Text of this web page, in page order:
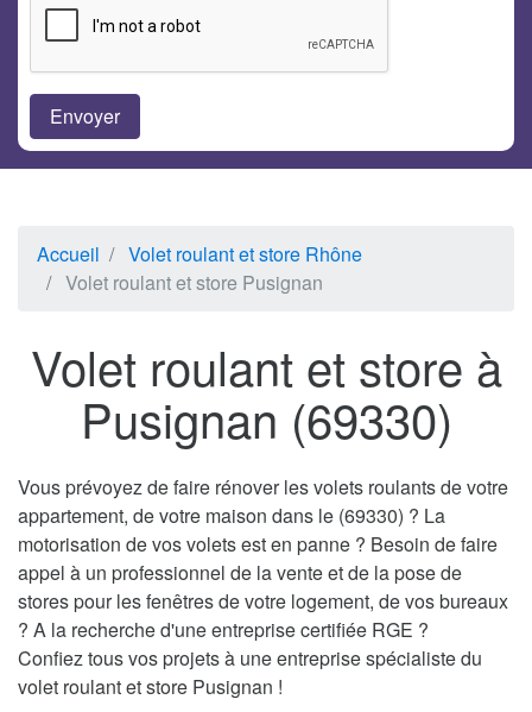
Accueil
Volet roulant et store Rhône
Volet roulant et store Pusignan
Volet roulant et store à
Pusignan (69330)
Vous prévoyez de faire rénover les volets roulants de votre
appartement, de votre maison dans le (69330) ? La
motorisation de vos volets est en panne ? Besoin de faire
appel à un professionnel de la vente et de la pose de
stores pour les fenêtres de votre logement, de vos bureaux
? A la recherche d'une entreprise certifiée RGE ?
Confiez tous vos projets à une entreprise spécialiste du
volet roulant et store Pusignan !